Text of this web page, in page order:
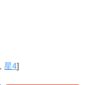
,星4]